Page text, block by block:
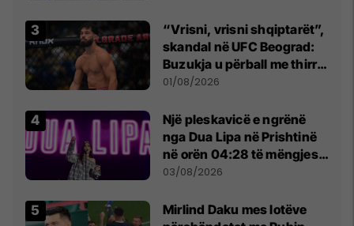
“Vrisni, vrisni shqiptarët”,
skandal në UFC Beograd:
Buzukja u përball me thirrje
anti-shqiptare nga
01/08/2026
Një pleskavicë e ngrënë
nga Dua Lipa në Prishtinë
në orën 04:28 të mëngjesit
- dhe bota digjitale serbe
03/08/2026
Mirlind Daku mes lotëve